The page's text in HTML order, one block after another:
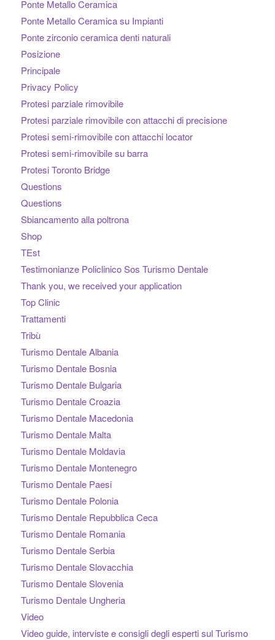
Ponte Metallo Ceramica
Ponte Metallo Ceramica su Impianti
Ponte zirconio ceramica denti naturali
Posizione
Principale
Privacy Policy
Protesi parziale rimovibile
Protesi parziale rimovibile con attacchi di precisione
Protesi semi-rimovibile con attacchi locator
Protesi semi-rimovibile su barra
Protesi Toronto Bridge
Questions
Questions
Sbiancamento alla poltrona
Shop
TEst
Testimonianze Policlinico Sos Turismo Dentale
Thank you, we received your application
Top Clinic
Trattamenti
Tribù
Turismo Dentale Albania
Turismo Dentale Bosnia
Turismo Dentale Bulgaria
Turismo Dentale Croazia
Turismo Dentale Macedonia
Turismo Dentale Malta
Turismo Dentale Moldavia
Turismo Dentale Montenegro
Turismo Dentale Paesi
Turismo Dentale Polonia
Turismo Dentale Repubblica Ceca
Turismo Dentale Romania
Turismo Dentale Serbia
Turismo Dentale Slovacchia
Turismo Dentale Slovenia
Turismo Dentale Ungheria
Video
Video guide, interviste e consigli degli esperti sul Turismo